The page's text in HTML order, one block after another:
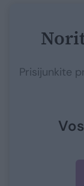
Prisijunkite